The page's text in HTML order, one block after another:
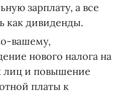
зарплату, а все
как дивиденды.
вашему,
нового налога на
лиц и повышение
платы к